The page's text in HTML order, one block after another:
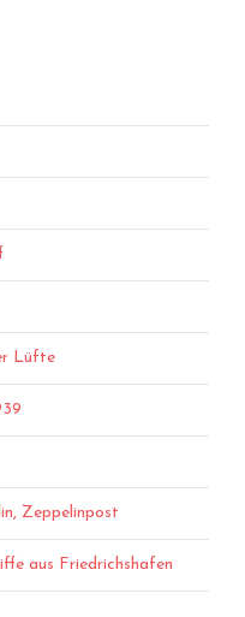
Lüfte
Zeppelinpost
aus Friedrichshafen